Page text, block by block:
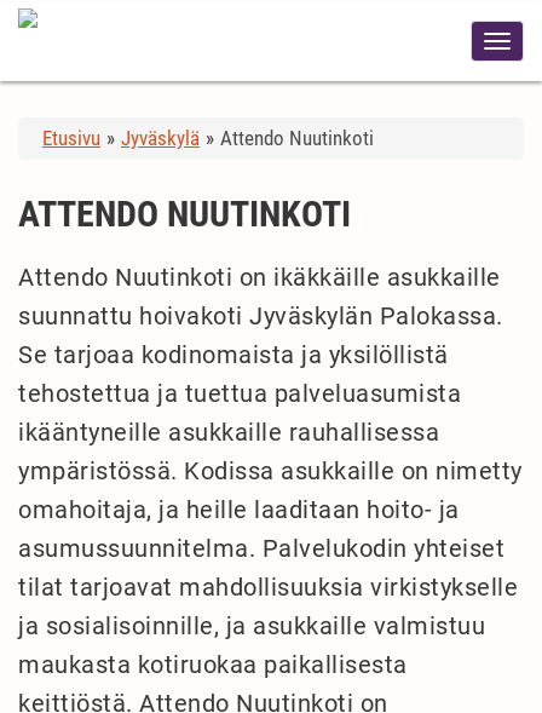
Etusivu » Jyväskylä » Attendo Nuutinkoti
ATTENDO NUUTINKOTI
Attendo Nuutinkoti on ikäkkäille asukkaille
suunnattu hoivakoti Jyväskylän Palokassa.
Se tarjoaa kodinomaista ja yksilöllistä
tehostettua ja tuettua palveluasumista
ikääntyneille asukkaille rauhallisessa
ympäristössä. Kodissa asukkaille on nimetty
omahoitaja, ja heille laaditaan hoito- ja
asumussuunnitelma. Palvelukodin yhteiset
tilat tarjoavat mahdollisuuksia virkistykselle
ja sosialisoinnille, ja asukkaille valmistuu
maukasta kotiruokaa paikallisesta
keittiöstä. Attendo Nuutinkoti on